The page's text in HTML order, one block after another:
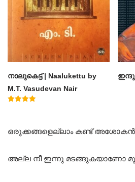
നാലുകെട്ട് | Naalukettu by
M.T. Vasudevan Nair
ഒരുക്കങ്ങളെല്ലാം കണ്ട് അശോകൻ
അല്ല നീ ഇന്നു മടങ്ങുകയാണോ